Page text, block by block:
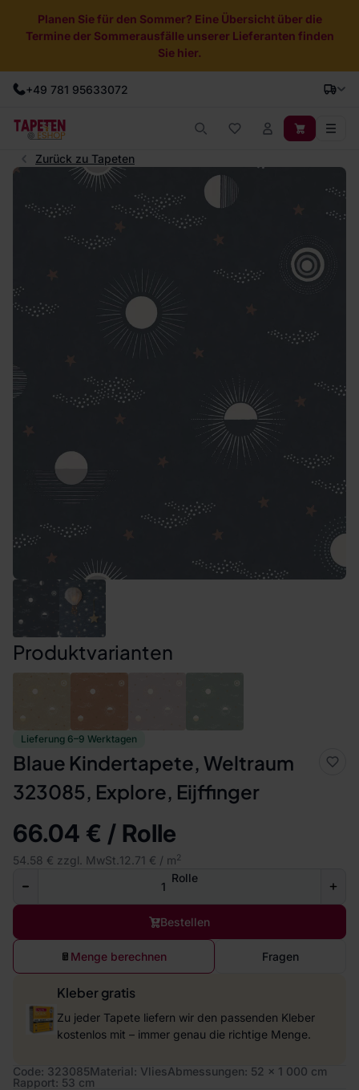
Planen Sie für den Sommer? Eine Übersicht über die
Termine der Sommerausfälle unserer Lieferanten finden
Sie hier.
+49 781 95633072
Zurück zu Tapeten
Lieferung 6–9 Werktagen
Blaue Kindertapete, Weltraum
323085, Explore, Eijffinger
66.04 € / Rolle
54.58 € zzgl. MwSt. 12.71 € / m2
Rolle
Bestellen
Menge berechnen Fragen
Kleber gratis
Zu jeder Tapete liefern wir den passenden Kleber
kostenlos mit – immer genau die richtige Menge.
Code: 323085Material: VliesAbmessungen: 52 x 1 000 cm
Rapport: 53 cm
Produktvarianten